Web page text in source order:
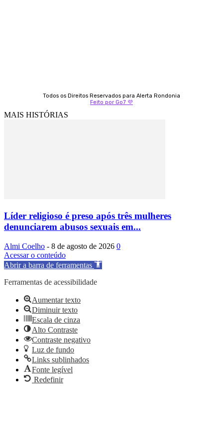
Todos os Direitos Reservados para Alerta Rondonia
Feito por Go7 💜
MAIS HISTÓRIAS
Líder religioso é preso após três mulheres
denunciarem abusos sexuais em...
Almi Coelho - 8 de agosto de 2026 0
Acessar o conteúdo
Abrir a barra de ferramentas
Ferramentas de acessibilidade
Aumentar texto
Diminuir texto
Escala de cinza
Alto Contraste
Contraste negativo
Luz de fundo
Links sublinhados
Fonte legível
Redefinir